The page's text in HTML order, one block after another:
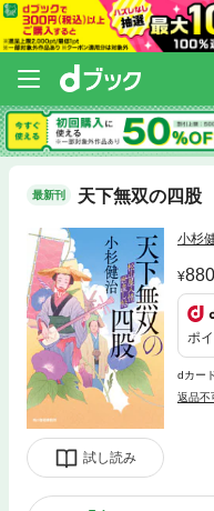
最新刊 天下無双の四股
試し読み
小杉
880
ポ
dカー
返品不